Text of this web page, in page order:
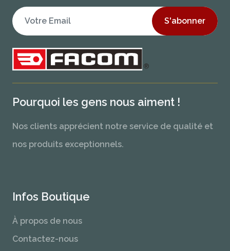
S'abonner
Pourquoi les gens nous aiment !
Nos clients apprécient notre service de qualité et
nos produits exceptionnels.
Infos Boutique
À propos de nous
Contactez-nous